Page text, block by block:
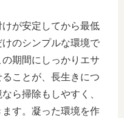
が安定してから最低
のシンプルな環境で
期間にしっかりエサ
ことが、長生きにつ
ら掃除もしやすく、
す。凝った環境を作